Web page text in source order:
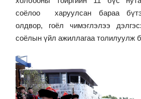
соёлоо харуулсан бараа
олдвор, гоёл чимэглэлээ
соёлын үйл ажиллагаа толилуулж